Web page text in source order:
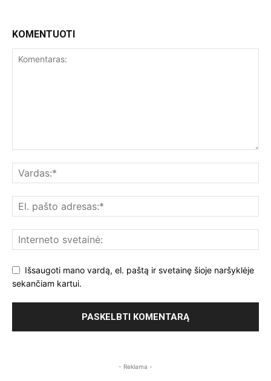
KOMENTUOTI
Išsaugoti mano vardą, el. paštą ir svetainę šioje naršyklėje
sekančiam kartui.
- Reklama -